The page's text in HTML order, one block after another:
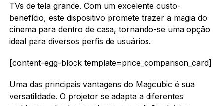
TVs de tela grande. Com um excelente custo-
benefício, este dispositivo promete trazer a magia do
cinema para dentro de casa, tornando-se uma opção
ideal para diversos perfis de usuários.
[content-egg-block template=price_comparison_card]
Uma das principais vantagens do Magcubic é sua
versatilidade. O projetor se adapta a diferentes